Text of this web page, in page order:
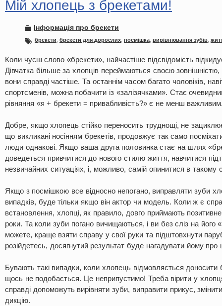
Мій хлопець з брекетами!
Інформація про брекети
брекети брекети для дорослих посмішка вирівнювання зубів
Коли чуєш слово «брекети», найчастіше підсвідомість
Дівчатка більше за хлопців переймаються своєю
вони справді частіше. Та останнім часом багато чоловіків,
спортсменів, можна побачити із «залізячками». Стає
рівняння «я + брекети = привабливість?» є не менш
Добре, якщо хлопець стійко переносить труднощі, не
що викликані носінням брекетів, продовжує так само
люди однакові. Якщо ваша друга половинка стає на шлях
доведеться привчитися до нового стилю життя, навчитися
незвичайних ситуаціях, і, можливо, самій опинитися в такому
Якщо з посмішкою все відносно непогано, виправляти зуби
випадків, буде тільки якщо він актор чи модель. Коли ж є
встановлення, хлопці, як правило, довго приймають
роки. Та коли зуби погано вичищаються, і ви без сліз на його
можете, краще взяти справу у свої руки та підштовхнути
розійдетесь, досягнутий результат буде нагадувати йому про
Бувають такі випадки, коли хлопець відмовляється доносити
щось не подобається. Це неприпустимо! Треба вірити у
справді допоможуть вирівняти зуби, виправити прикус,
дикцію.